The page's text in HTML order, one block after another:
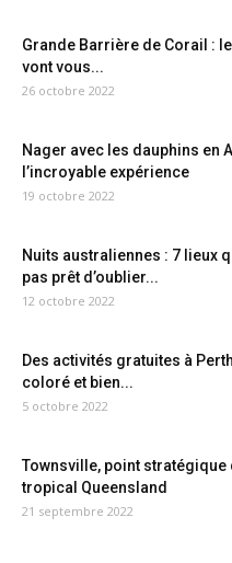
Grande Barrière de Corail :
vont vous...
26 octobre 2022
Nager avec les dauphins en
l’incroyable expérience
19 octobre 2022
Nuits australiennes : 7 lieux
pas prêt d’oublier...
12 octobre 2022
Des activités gratuites à
coloré et bien...
5 octobre 2022
Townsville, point stratégique
tropical Queensland
21 septembre 2022